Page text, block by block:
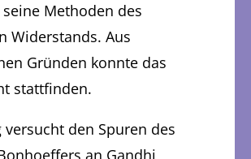
Methoden des
Widerstands. Aus
Gründen konnte das
stattfinden.
versucht den Spuren des